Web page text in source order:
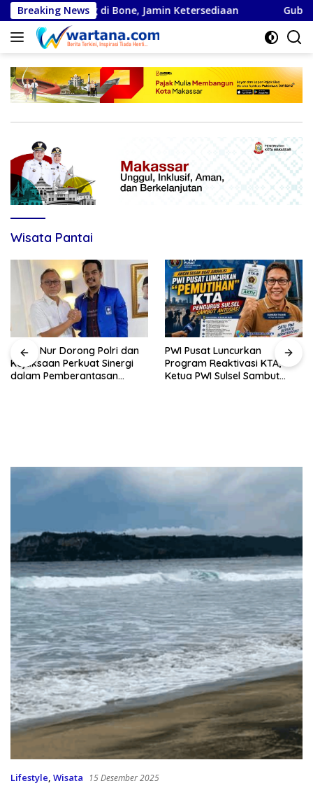
Langsung
ke
konten
Breaking News
3 Kg di Bone, Jamin Ketersediaan Gubernur
Wisata Pantai
Jabal Nur Dorong Polri dan
Kejaksaan Perkuat Sinergi
dalam Pemberantasan
PWI Pusat Luncurkan
Program Reaktivasi KTA,
Ketua PWI Sulsel Sambut
Lifestyle, Wisata 15 Desember 2025